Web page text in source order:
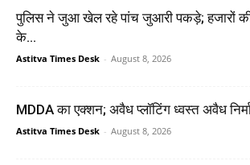
पुलिस ने जुआ खेल रहे पांच जुआरी पकड़े; हजारों
के...
Astitva Times Desk - August 8, 2026
MDDA का एक्शन; अवैध प्लॉटिंग ध्वस्त अवैध
Astitva Times Desk - August 8, 2026